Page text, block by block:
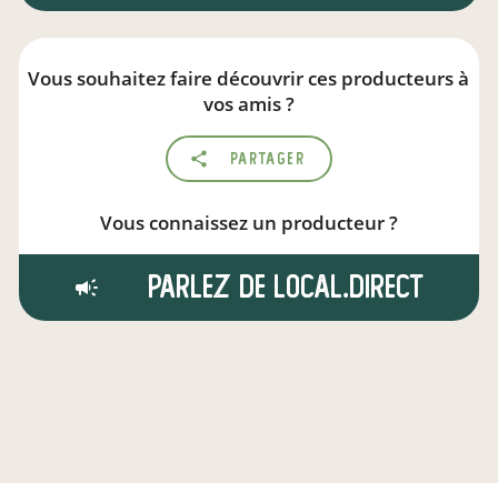
Vous souhaitez faire découvrir ces producteurs à
vos amis ?
Partager
Vous connaissez un producteur ?
Parlez de local.direct